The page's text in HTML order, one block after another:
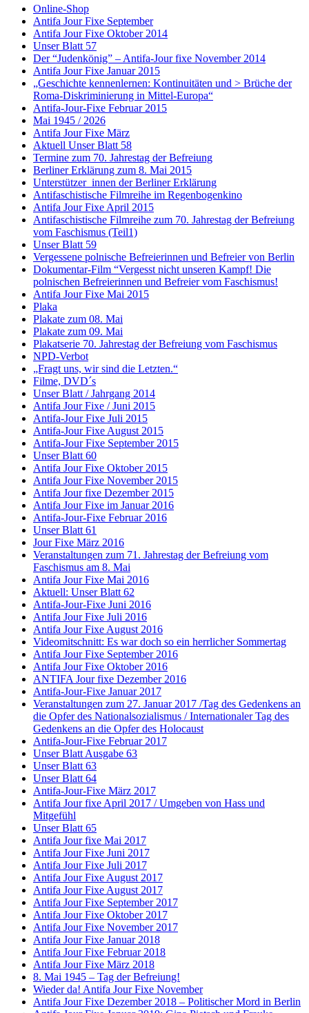
Online-Shop
Antifa Jour Fixe September
Antifa Jour Fixe Oktober 2014
Unser Blatt 57
Der “Judenkönig” – Antifa-Jour fixe November 2014
Antifa Jour Fixe Januar 2015
„Geschichte kennenlernen: Kontinuitäten und > Brüche der
Roma-Diskriminierung in Mittel-Europa“
Antifa-Jour-Fixe Februar 2015
Mai 1945 / 2026
Antifa Jour Fixe März
Aktuell Unser Blatt 58
Termine zum 70. Jahrestag der Befreiung
Berliner Erklärung zum 8. Mai 2015
Unterstützer_innen der Berliner Erklärung
Antifaschistische Filmreihe im Regenbogenkino
Antifa Jour Fixe April 2015
Antifaschistische Filmreihe zum 70. Jahrestag der Befreiung
vom Faschismus (Teil1)
Unser Blatt 59
Vergessene polnische Befreierinnen und Befreier von Berlin
Dokumentar-Film “Vergesst nicht unseren Kampf! Die
polnischen Befreierinnen und Befreier vom Faschismus!
Antifa Jour Fixe Mai 2015
Plaka
Plakate zum 08. Mai
Plakate zum 09. Mai
Plakatserie 70. Jahrestag der Befreiung vom Faschismus
NPD-Verbot
„Fragt uns, wir sind die Letzten.“
Filme, DVD´s
Unser Blatt / Jahrgang 2014
Antifa Jour Fixe / Juni 2015
Antifa-Jour Fixe Juli 2015
Antifa-Jour Fixe August 2015
Antifa-Jour Fixe September 2015
Unser Blatt 60
Antifa Jour Fixe Oktober 2015
Antifa Jour Fixe November 2015
Antifa Jour fixe Dezember 2015
Antifa Jour Fixe im Januar 2016
Antifa-Jour-Fixe Februar 2016
Unser Blatt 61
Jour Fixe März 2016
Veranstaltungen zum 71. Jahrestag der Befreiung vom
Faschismus am 8. Mai
Antifa Jour Fixe Mai 2016
Aktuell: Unser Blatt 62
Antifa-Jour-Fixe Juni 2016
Antifa Jour Fixe Juli 2016
Antifa Jour Fixe August 2016
Videomitschnitt: Es war doch so ein herrlicher Sommertag
Antifa Jour Fixe September 2016
Antifa Jour Fixe Oktober 2016
ANTIFA Jour fixe Dezember 2016
Antifa-Jour-Fixe Januar 2017
Veranstaltungen zum 27. Januar 2017 /Tag des Gedenkens an
die Opfer des Nationalsozialismus / Internationaler Tag des
Gedenkens an die Opfer des Holocaust
Antifa-Jour-Fixe Februar 2017
Unser Blatt Ausgabe 63
Unser Blatt 63
Unser Blatt 64
Antifa-Jour-Fixe März 2017
Antifa Jour fixe April 2017 / Umgeben von Hass und
Mitgefühl
Unser Blatt 65
Antifa Jour fixe Mai 2017
Antifa Jour Fixe Juni 2017
Antifa Jour Fixe Juli 2017
Antifa Jour Fixe August 2017
Antifa Jour Fixe August 2017
Antifa Jour Fixe September 2017
Antifa Jour Fixe Oktober 2017
Antifa Jour Fixe November 2017
Antifa Jour Fixe Januar 2018
Antifa Jour Fixe Februar 2018
Antifa Jour Fixe März 2018
8. Mai 1945 – Tag der Befreiung!
Wieder da! Antifa Jour Fixe November
Antifa Jour Fixe Dezember 2018 – Politischer Mord in Berlin